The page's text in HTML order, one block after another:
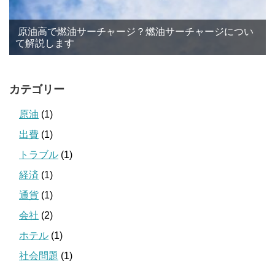
原油高で燃油サーチャージ？燃油サーチャージについ
て解説します
カテゴリー
原油 (1)
出費 (1)
トラブル (1)
経済 (1)
通貨 (1)
会社 (2)
ホテル (1)
社会問題 (1)